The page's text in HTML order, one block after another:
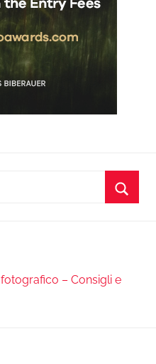
– Consigli e